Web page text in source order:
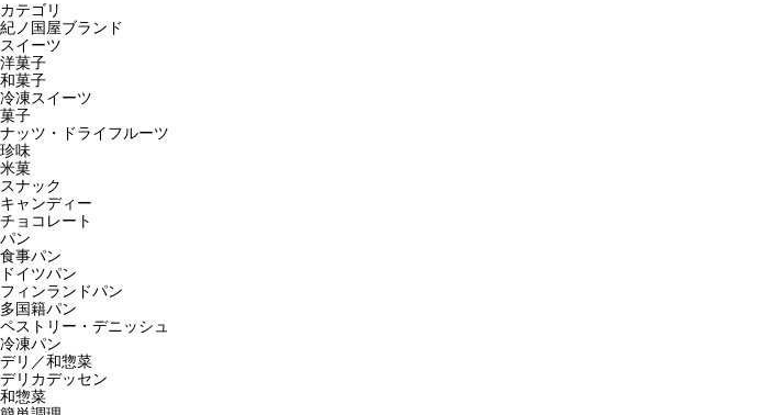
カテゴリ
紀ノ国屋ブランド
スイーツ
洋菓子
和菓子
冷凍スイーツ
菓子
ナッツ・ドライフルーツ
珍味
米菓
スナック
キャンディー
チョコレート
パン
食事パン
ドイツパン
フィンランドパン
多国籍パン
ペストリー・デニッシュ
冷凍パン
デリ／和惣菜
デリカデッセン
和惣菜